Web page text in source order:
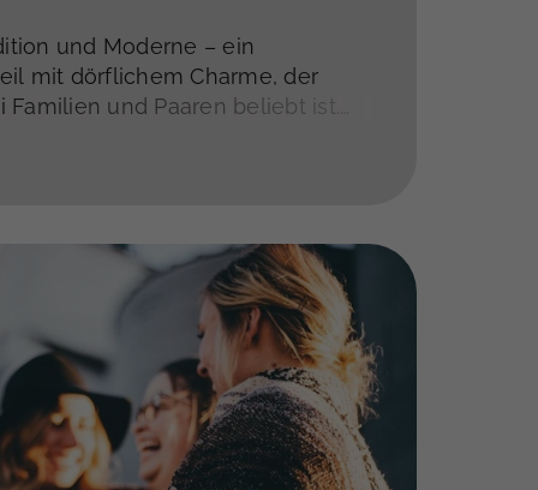
und Moderne – ein
mit dörflichem Charme, der
und Paaren beliebt ist.
Spielplätzen und Nahversorgern